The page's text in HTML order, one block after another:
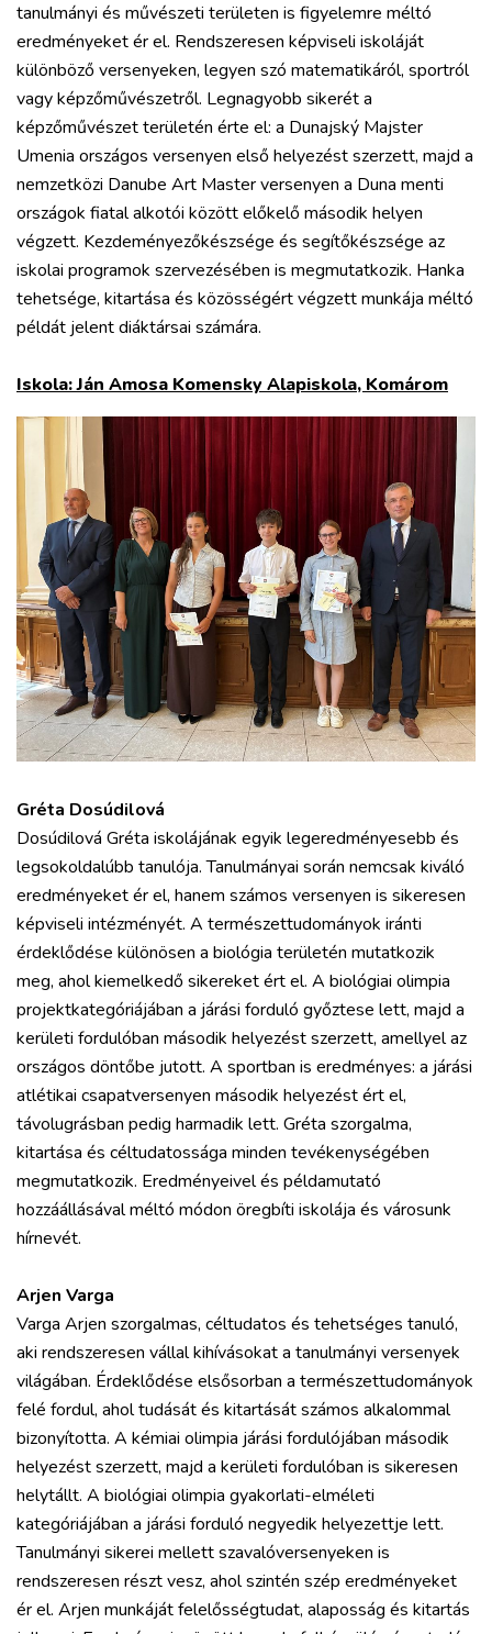
tanulmányi és művészeti területen is figyelemre méltó
eredményeket ér el. Rendszeresen képviseli iskoláját
különböző versenyeken, legyen szó matematikáról, sportról
vagy képzőművészetről. Legnagyobb sikerét a
képzőművészet területén érte el: a Dunajský Majster
Umenia országos versenyen első helyezést szerzett, majd a
nemzetközi Danube Art Master versenyen a Duna menti
országok fiatal alkotói között előkelő második helyen
végzett. Kezdeményezőkészsége és segítőkészsége az
iskolai programok szervezésében is megmutatkozik. Hanka
tehetsége, kitartása és közösségért végzett munkája méltó
példát jelent diáktársai számára.
Iskola: Ján Amosa Komensky Alapiskola, Komárom
Gréta Dosúdilová
Dosúdilová Gréta iskolájának egyik legeredményesebb és
legsokoldalúbb tanulója. Tanulmányai során nemcsak kiváló
eredményeket ér el, hanem számos versenyen is sikeresen
képviseli intézményét. A természettudományok iránti
érdeklődése különösen a biológia területén mutatkozik
meg, ahol kiemelkedő sikereket ért el. A biológiai olimpia
projektkategóriájában a járási forduló győztese lett, majd a
kerületi fordulóban második helyezést szerzett, amellyel az
országos döntőbe jutott. A sportban is eredményes: a járási
atlétikai csapatversenyen második helyezést ért el,
távolugrásban pedig harmadik lett. Gréta szorgalma,
kitartása és céltudatossága minden tevékenységében
megmutatkozik. Eredményeivel és példamutató
hozzáállásával méltó módon öregbíti iskolája és városunk
hírnevét.
Arjen Varga
Varga Arjen szorgalmas, céltudatos és tehetséges tanuló,
aki rendszeresen vállal kihívásokat a tanulmányi versenyek
világában. Érdeklődése elsősorban a természettudományok
felé fordul, ahol tudását és kitartását számos alkalommal
bizonyította. A kémiai olimpia járási fordulójában második
helyezést szerzett, majd a kerületi fordulóban is sikeresen
helytállt. A biológiai olimpia gyakorlati-elméleti
kategóriájában a járási forduló negyedik helyezettje lett.
Tanulmányi sikerei mellett szavalóversenyeken is
rendszeresen részt vesz, ahol szintén szép eredményeket
ér el. Arjen munkáját felelősségtudat, alaposság és kitartás